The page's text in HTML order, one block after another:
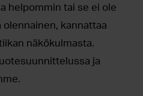
helpommin tai se ei ole
kannattaa
näkökulmasta.
ja